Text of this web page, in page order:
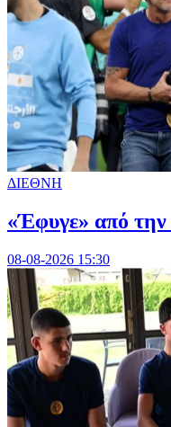
ΔΙΕΘΝΗ
«Έφυγε» από
08-08-2026 15:30